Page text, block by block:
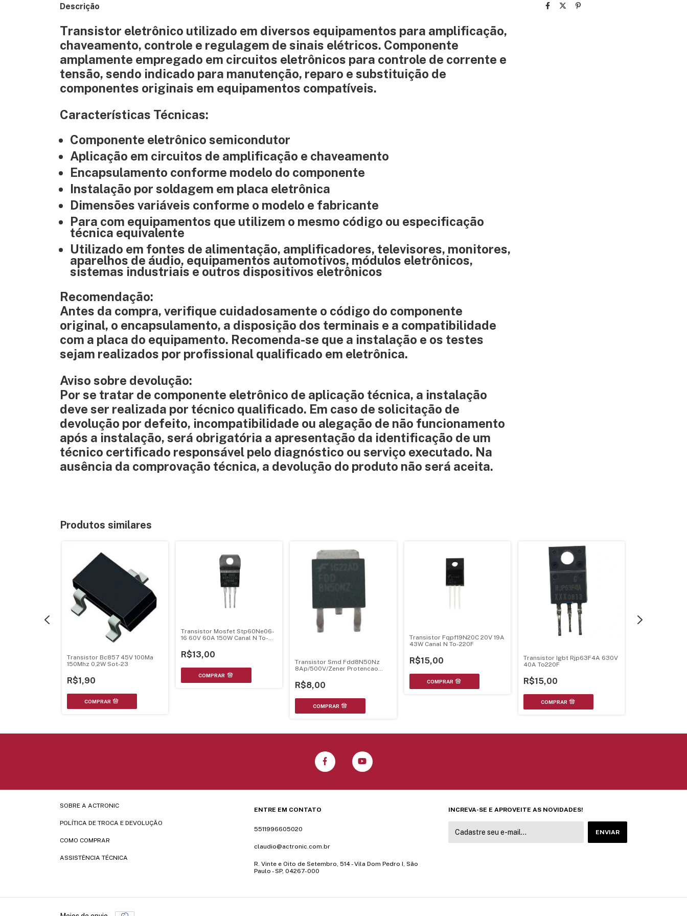
Descrição
Transistor eletrônico utilizado em diversos equipamentos para amplificação,
chaveamento, controle e regulagem de sinais elétricos. Componente
amplamente empregado em circuitos eletrônicos para controle de corrente e
tensão, sendo indicado para manutenção, reparo e substituição de
componentes originais em equipamentos compatíveis.
Características Técnicas:
Componente eletrônico semicondutor
Aplicação em circuitos de amplificação e chaveamento
Encapsulamento conforme modelo do componente
Instalação por soldagem em placa eletrônica
Dimensões variáveis conforme o modelo e fabricante
Para com equipamentos que utilizem o mesmo código ou especificação
técnica equivalente
Utilizado em fontes de alimentação, amplificadores, televisores, monitores,
aparelhos de áudio, equipamentos automotivos, módulos eletrônicos,
sistemas industriais e outros dispositivos eletrônicos
Recomendação:
Antes da compra, verifique cuidadosamente o código do componente
original, o encapsulamento, a disposição dos terminais e a compatibilidade
com a placa do equipamento. Recomenda-se que a instalação e os testes
sejam realizados por profissional qualificado em eletrônica.
Aviso sobre devolução:
Por se tratar de componente eletrônico de aplicação técnica, a instalação
deve ser realizada por técnico qualificado. Em caso de solicitação de
devolução por defeito, incompatibilidade ou alegação de não funcionamento
após a instalação, será obrigatória a apresentação da identificação de um
técnico certificado responsável pelo diagnóstico ou serviço executado. Na
ausência da comprovação técnica, a devolução do produto não será aceita.
Produtos similares
Transistor Bc857 45V 100Ma
150Mhz 0,2W Sot-23
R$1,90
Transistor Mosfet Stp60Ne06-
16 60V 60A 150W Canal N To-
R$13,00
Transistor Smd Fdd8N50Nz
8Ap/500V/Zener Protencao
R$8,00
Transistor Fqpf19N20C 20V 19A
43W Canal N To-220F
R$15,00
Transistor Igbt Rjp63F4A 630V
40A To220F
R$15,00
SOBRE A ACTRONIC
POLÍTICA DE TROCA E DEVOLUÇÃO
COMO COMPRAR
ASSISTÊNCIA TÉCNICA
ENTRE EM CONTATO
5511996605020
claudio@actronic.com.br
R. Vinte e Oito de Setembro, 514 - Vila Dom Pedro I, São
Paulo - SP, 04267-000
INCREVA-SE E APROVEITE AS NOVIDADES!